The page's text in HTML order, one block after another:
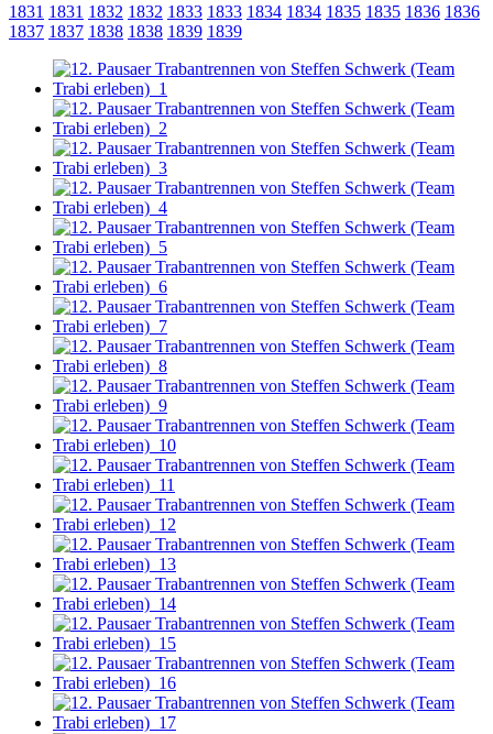
1831 1831 1832 1832 1833 1833 1834 1834 1835 1835 1836 1836
1837 1837 1838 1838 1839 1839